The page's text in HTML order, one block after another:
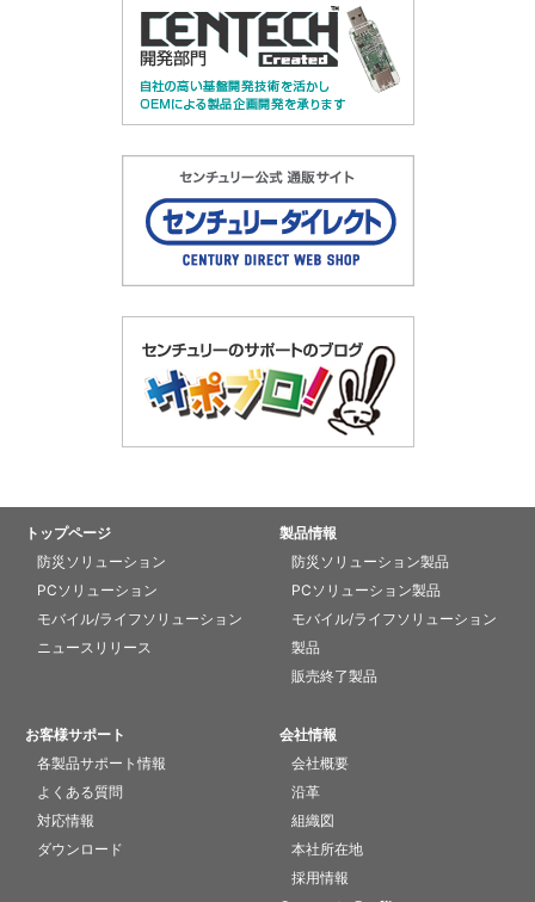
トップページ
防災ソリューション
PCソリューション
モバイル/ライフソリューション
ニュースリリース
製品情報
防災ソリューション製品
PCソリューション製品
モバイル/ライフソリューション
製品
販売終了製品
お客様サポート
各製品サポート情報
よくある質問
対応情報
ダウンロード
会社情報
会社概要
沿革
組織図
本社所在地
採用情報